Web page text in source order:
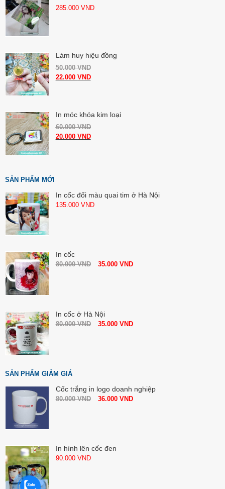
285.000 VND
Làm huy hiệu đồng
50.000VND
22.000 VND
In móc khóa kim loại
60.000VND
20.000 VND
SẢN PHẨM MỚI
In cốc đổi màu quai tim ở Hà Nội
135.000 VND
In cốc
80.000VND 35.000 VND
In cốc ở Hà Nội
80.000VND 35.000 VND
SẢN PHẨM GIẢM GIÁ
Cốc trắng in logo doanh nghiệp
80.000VND 36.000 VND
In hình lên cốc đen
90.000 VND